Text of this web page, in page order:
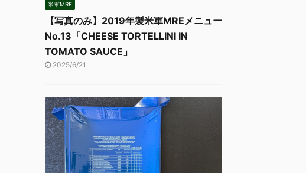
米軍MRE
【写真のみ】2019年製米軍MREメニュー
No.13「CHEESE TORTELLINI IN
TOMATO SAUCE」
2025/6/21